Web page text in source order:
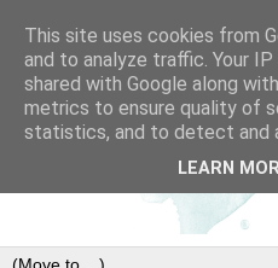
This site uses cookies from
and to analyze traffic. Your
shared with Google along
metrics to ensure quality of
statistics, and to detect and
LEARN